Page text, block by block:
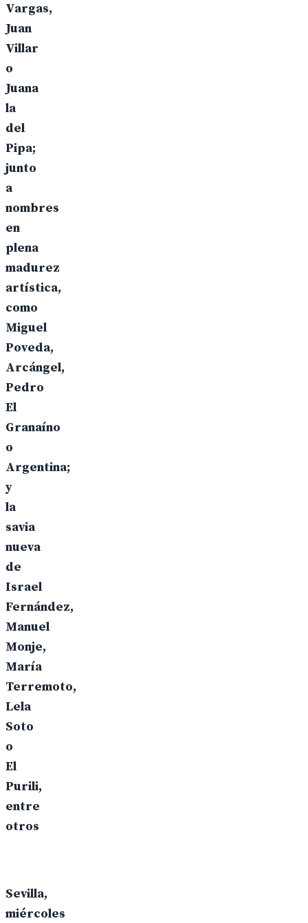
Vargas,
Juan
Villar
o
Juana
la
del
Pipa;
junto
a
nombres
en
plena
madurez
artística,
como
Miguel
Poveda,
Arcángel,
Pedro
El
Granaíno
o
Argentina;
y
la
savia
nueva
de
Israel
Fernández,
Manuel
Monje,
María
Terremoto,
Lela
Soto
o
El
Purili,
entre
otros
Sevilla,
miércoles